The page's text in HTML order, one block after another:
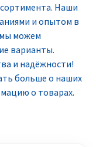
Наши
и опытом в
можем
варианты.
и надёжности!
больше о наших
о товарах.